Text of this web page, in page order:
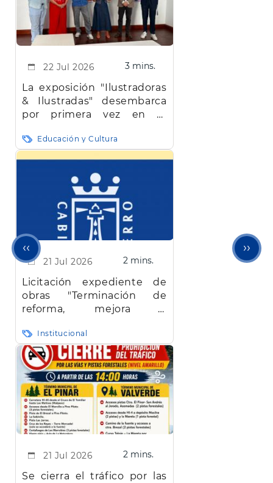
22 Jul 2026 3 mins.
La exposición "Ilustradoras
& Ilustradas" desembarca
por primera vez en El
Educación y Cultura
21 Jul 2026 2 mins.
Licitación expediente de
obras "Terminación de
reforma, mejora y
Residencia de Mayores de
El Pinar de El Hierro"
Institucional
21 Jul 2026 2 mins.
Se cierra el tráfico por las
Página
anterior
‹‹ ››